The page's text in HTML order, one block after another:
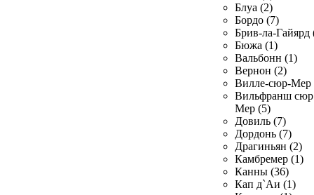
Блуа (2)
Бордо (7)
Брив-ла-Гайярд
Бюжа (1)
Вальбонн (1)
Вернон (2)
Вилле-сюр-Мер
Вильфранш сюр
Мер (5)
Довиль (7)
Дордонь (7)
Драгиньян (2)
Камбремер (1)
Канны (36)
Кап д`Аи (1)